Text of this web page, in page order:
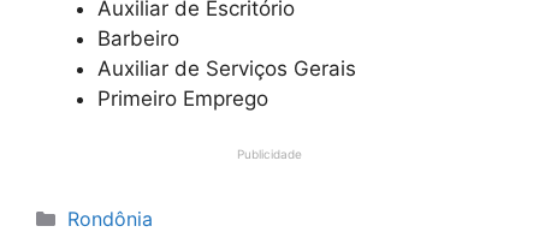
Auxiliar de Escritório
Barbeiro
Auxiliar de Serviços Gerais
Primeiro Emprego
Publicidade
Categorias
Rondônia